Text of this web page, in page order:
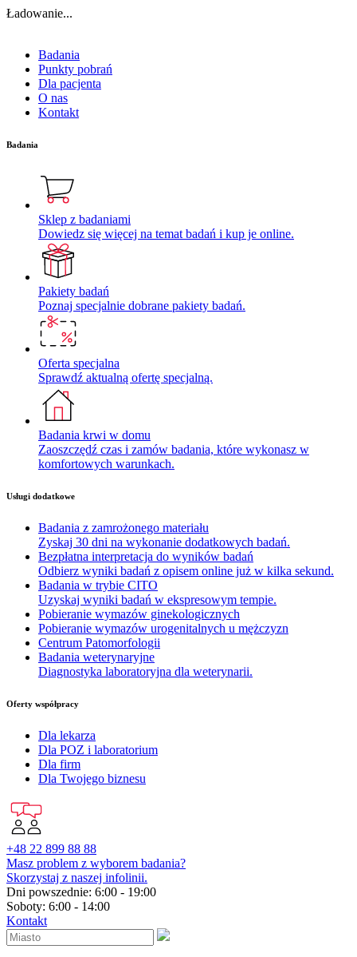
Ładowanie...
Badania
Punkty pobrań
Dla pacjenta
O nas
Kontakt
Badania
Sklep z badaniami
Dowiedz się więcej na temat badań i kup je online.
Pakiety badań
Poznaj specjalnie dobrane pakiety badań.
Oferta specjalna
Sprawdź aktualną ofertę specjalną.
Badania krwi w domu
Zaoszczędź czas i zamów badania, które wykonasz w
komfortowych warunkach.
Usługi dodatkowe
Badania z zamrożonego materiału
Zyskaj 30 dni na wykonanie dodatkowych badań.
Bezpłatna interpretacja do wyników badań
Odbierz wyniki badań z opisem online już w kilka sekund.
Badania w trybie CITO
Uzyskaj wyniki badań w ekspresowym tempie.
Pobieranie wymazów ginekologicznych
Pobieranie wymazów urogenitalnych u mężczyzn
Centrum Patomorfologii
Badania weterynaryjne
Diagnostyka laboratoryjna dla weterynarii.
Oferty współpracy
Dla lekarza
Dla POZ i laboratorium
Dla firm
Dla Twojego biznesu
+48 22 899 88 88
Masz problem z wyborem badania?
Skorzystaj z naszej infolinii.
Dni powszednie: 6:00 - 19:00
Soboty: 6:00 - 14:00
Kontakt